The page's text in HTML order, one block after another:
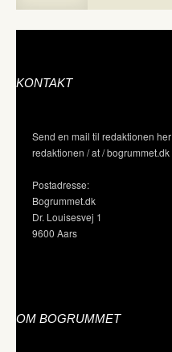
KONTAKT
Send en mail til redaktionen her
redaktionen / at / bogrummet.dk
Postadresse:
Bogrummet.dk
Dr. Louisesvej 1
9600 Aars
OM BOGRUMMET